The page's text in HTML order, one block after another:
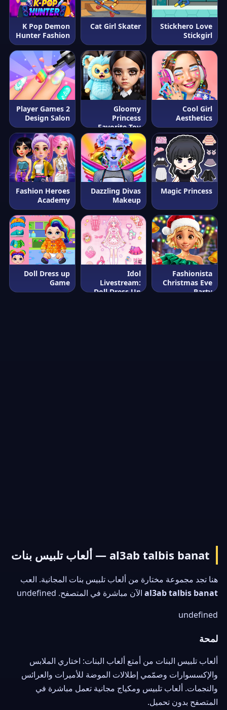
Stickhero Love
Stickgirl
Cat Girl Skater
K Pop Demon
Hunter Fashion
Cool Girl
Aesthetics
Gloomy
Princess
Favorite Toy
2 Player Games
Design Salon
Magic Princess
Dazzling Divas
Makeup
Fashion Heroes
Academy
Fashionista
Christmas Eve
Party
Idol
Livestream:
Doll Dress Up
Doll Dress up
Game
al3ab talbis banat — ألعاب تلبيس بنات
هنا تجد مجموعة مختارة من ألعاب تلبيس بنات المجانية. العب
al3ab talbis banat الآن مباشرة في المتصفح. undefined
undefined
لمحة
ألعاب تلبيس البنات من أمتع ألعاب البنات: اختاري الملابس
والإكسسوارات وصمّمي إطلالات الموضة للأميرات والعرائس
والنجمات. ألعاب تلبيس ومكياج مجانية تعمل مباشرة في
المتصفح بدون تحميل.